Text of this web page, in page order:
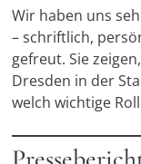
Wir haben uns
– schriftlich,
gefreut. Sie
Dresden in der
welch wichtige